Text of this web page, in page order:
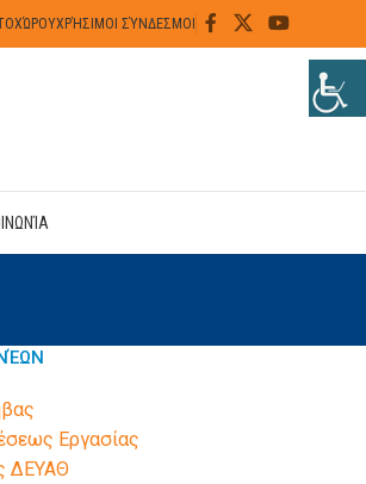
ΧΡΉΣΙΜΟΙ ΣΎΝΔΕΣΜΟΙ
Εργασίας
ΔΕΥΑΘ